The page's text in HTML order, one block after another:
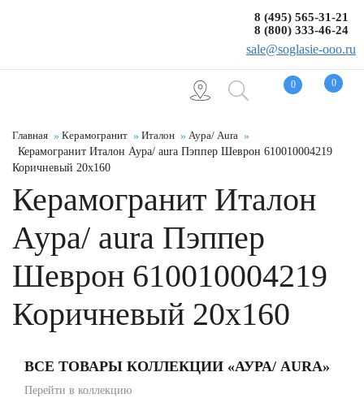
0 0
8 (495) 565-31-21
8 (800) 333-46-24
sale@soglasie-ooo.ru
Главная Керамогранит Италон
Аура/ Aura
Керамогранит Италон Аура/ aura Пэппер Шеврон 610010004219
Коричневый 20x160
Керамогранит Италон
Аура/ aura Пэппер
Шеврон 610010004219
Коричневый 20x160
ВСЕ ТОВАРЫ КОЛЛЕКЦИИ «АУРА/ AURA»
Перейти в коллекцию